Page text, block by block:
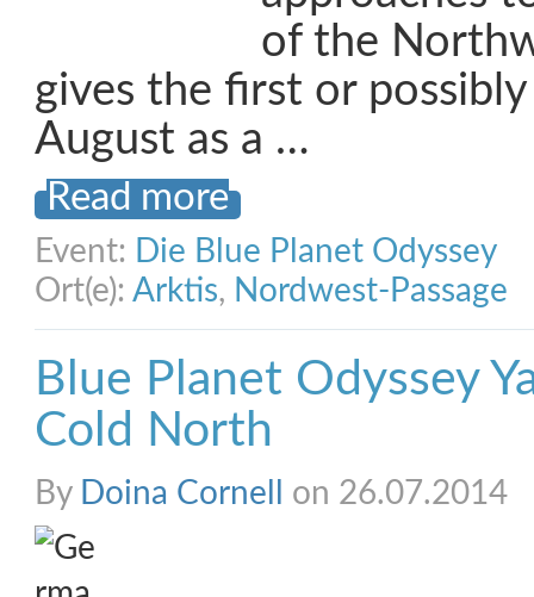
of the
gives the first or
August as a …
Read more
Event: Die Blue Planet Odyssey
Ort(e): Arktis, Nordwest-Passage
Blue Planet Odyssey
Cold North
By Doina Cornell on 26.07.2014